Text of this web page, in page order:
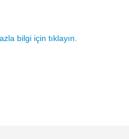
bilgi için tıklayın.